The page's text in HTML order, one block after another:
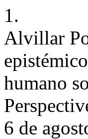
1.
Alvillar
humano
6 de